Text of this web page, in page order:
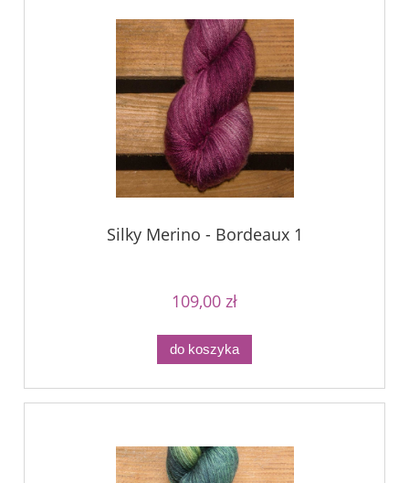
Silky Merino - Bordeaux 1
109,00 zł
do koszyka